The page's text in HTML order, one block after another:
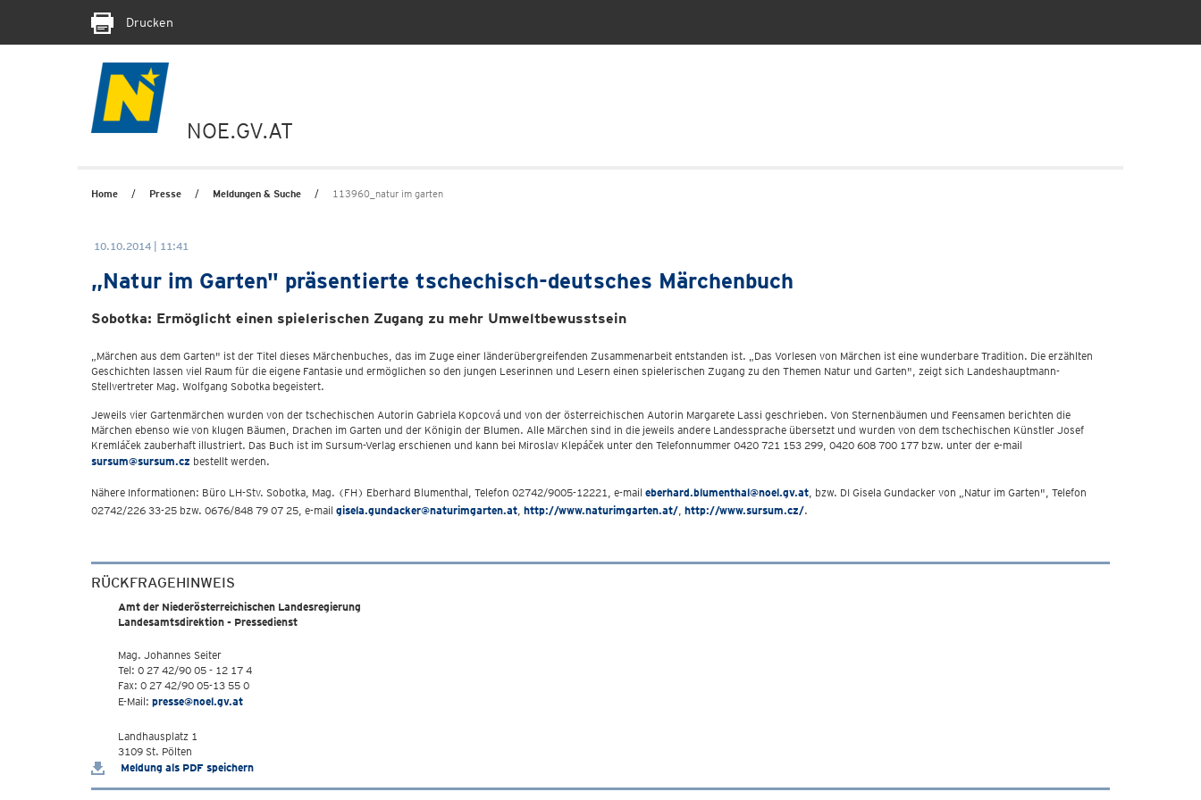
Drucken
NOE.GV.AT
Home Presse Meldungen & Suche 113960_natur im garten
10.10.2014 | 11:41
„Natur im Garten" präsentierte tschechisch-deutsches Märchenbuch
Sobotka: Ermöglicht einen spielerischen Zugang zu mehr Umweltbewusstsein
„Märchen aus dem Garten" ist der Titel dieses Märchenbuches, das im Zuge einer länderübergreifenden Zusammenarbeit entstanden ist. „Das Vorlesen von Märchen ist eine wunderbare Tradition. Die erzählten
Geschichten lassen viel Raum für die eigene Fantasie und ermöglichen so den jungen Leserinnen und Lesern einen spielerischen Zugang zu den Themen Natur und Garten", zeigt sich Landeshauptmann-
Stellvertreter Mag. Wolfgang Sobotka begeistert.
Jeweils vier Gartenmärchen wurden von der tschechischen Autorin Gabriela Kopcová und von der österreichischen Autorin Margarete Lassi geschrieben. Von Sternenbäumen und Feensamen berichten die
Märchen ebenso wie von klugen Bäumen, Drachen im Garten und der Königin der Blumen. Alle Märchen sind in die jeweils andere Landessprache übersetzt und wurden von dem tschechischen Künstler Josef
Kremláček zauberhaft illustriert. Das Buch ist im Sursum-Verlag erschienen und kann bei Miroslav Klepáček unter den Telefonnummer 0420 721 153 299, 0420 608 700 177 bzw. unter der e-mail
sursum@sursum.cz bestellt werden.
Nähere Informationen: Büro LH-Stv. Sobotka, Mag. (FH) Eberhard Blumenthal, Telefon 02742/9005-12221, e-mail eberhard.blumenthal@noel.gv.at, bzw. DI Gisela Gundacker von „Natur im Garten", Telefon
02742/226 33-25 bzw. 0676/848 79 07 25, e-mail gisela.gundacker@naturimgarten.at, http://www.naturimgarten.at/, http://www.sursum.cz/.
RÜCKFRAGEHINWEIS
Amt der Niederösterreichischen Landesregierung
Landesamtsdirektion - Pressedienst
Mag. Johannes Seiter
Tel: 0 27 42/90 05 - 12 17 4
Fax: 0 27 42/90 05-13 55 0
E-Mail: presse@noel.gv.at
Landhausplatz 1
3109 St. Pölten
Meldung als PDF speichern